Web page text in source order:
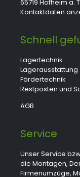
65719 Hofheim a.
Kontaktdaten
Schnell
Lagertechnik
Lagerausstattung
Fördertechnik
Restposten und
AGB
Service
Unser Service
die Montagen,
Firmenumzüge,